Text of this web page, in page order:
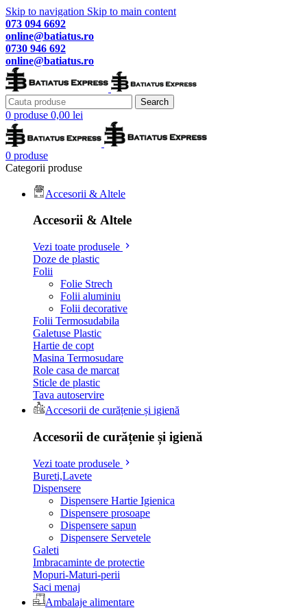
Skip to navigation Skip to main content
073 094 6692
online@batiatus.ro
0730 946 692
online@batiatus.ro
Search
0 produse 0,00 lei
0 produse
Categorii produse
Accesorii & Altele
Accesorii & Altele
Vezi toate produsele
Doze de plastic
Folii
Folie Strech
Folii aluminiu
Folii decorative
Folii Termosudabila
Galetuse Plastic
Hartie de copt
Masina Termosudare
Role casa de marcat
Sticle de plastic
Tava autoservire
Accesorii de curățenie și igienă
Accesorii de curățenie și igienă
Vezi toate produsele
Bureti,Lavete
Dispensere
Dispensere Hartie Igienica
Dispensere prosoape
Dispensere sapun
Dispensere Servetele
Galeti
Imbracaminte de protectie
Mopuri-Maturi-perii
Saci menaj
Ambalaje alimentare